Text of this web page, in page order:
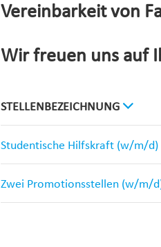
Vereinbarkeit von
Wir freuen uns auf
STELLENBEZEICHNUNG
Studentische Hilfskraft (w/m/d)
Zwei Promotionsstellen (w/m/d)